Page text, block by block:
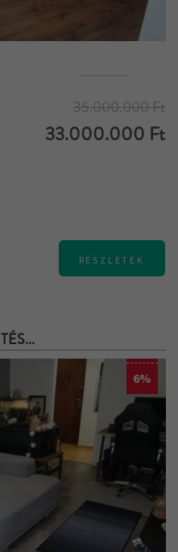
35.000.000 Ft
33.000.000 Ft
RÉSZLETEK
6%